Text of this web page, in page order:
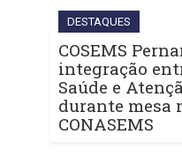
DESTAQUES
COSEMS
integração
Saúde e
durante mesa
CONASEMS